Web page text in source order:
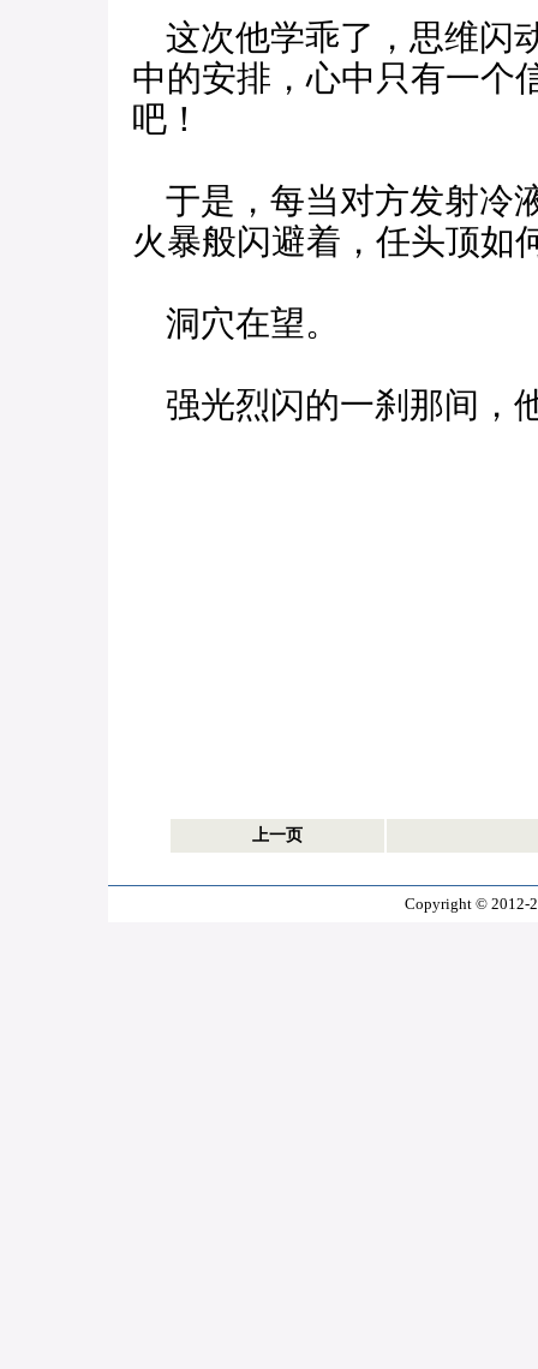
这次他学乖了，思维闪
中的安排，心中只有一个
吧！
于是，每当对方发射冷
火暴般闪避着，任头顶如
洞穴在望。
强光烈闪的一刹那间，
上一页
Copyright © 2012-